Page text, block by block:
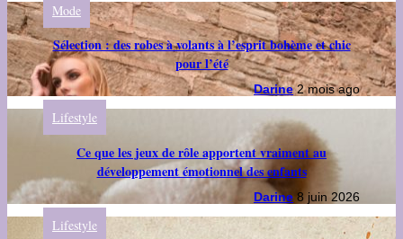
Mode
Sélection : des robes à volants à l’esprit bohème et chic
pour l’été
Darine 2 mois ago
Lifestyle
Ce que les jeux de rôle apportent vraiment au
développement émotionnel des enfants
Darine 8 juin 2026
Lifestyle